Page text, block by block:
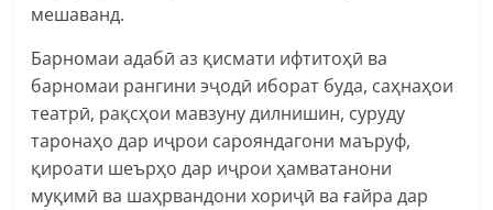
мешаванд.
Барномаи адабӣ аз қисмати ифтитоҳӣ ва
барномаи рангини эҷодӣ иборат буда, саҳнаҳои
театрӣ, рақсҳои мавзуну дилнишин, суруду
таронаҳо дар иҷрои сарояндагони маъруф,
қироати шеърҳо дар иҷрои ҳамватанони
муқимӣ ва шаҳрвандони хориҷӣ ва ғайра дар